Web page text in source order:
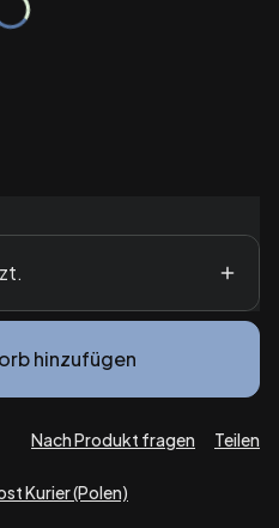
hinzufügen
Nach Produkt fragen Teilen
Kurier (Polen)